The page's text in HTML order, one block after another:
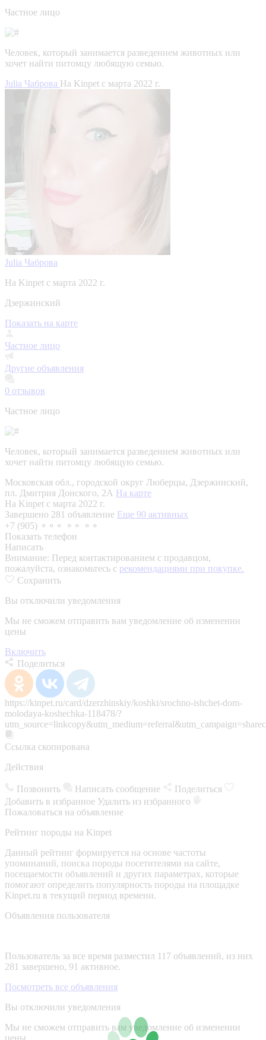
Частное лицо
Человек, который занимается разведением животных или
хочет найти питомцу любящую семью.
Julia Чаброва На Kinpet c марта 2022 г.
Julia Чаброва
На Kinpet c марта 2022 г.
Дзержинский
Показать на карте
Частное лицо
Другие объявления
0 отзывов
Частное лицо
Человек, который занимается разведением животных или
хочет найти питомцу любящую семью.
Московская обл., городской округ Люберцы, Дзержинский,
пл. Дмитрия Донского, 2А На карте
На Kinpet c марта 2022 г.
Завершено 281 объявление Еще 90 активных
+7 (905) ⚬⚬⚬ ⚬⚬ ⚬⚬
Показать телефон
Написать
Внимание: Перед контактированием с продавцом,
пожалуйста, ознакомьтесь с рекомендациями при покупке.
Сохранить
Вы отключили уведомления
Мы не сможем отправить вам уведомление об изменении
цены
Включить
Поделиться
https://kinpet.ru/card/dzerzhinskiy/koshki/srochno-ishchet-dom-
molodaya-koshechka-118478/?
Ссылка скопирована
Действия
Позвонить Написать сообщение
Поделиться
Добавить в избранное Удалить из избранного
Пожаловаться на объявление
Рейтинг породы на Kinpet
Данный рейтинг формируется на основе частоты
упоминаний, поиска породы посетителями на сайте,
посещаемости объявлений и других параметрах, которые
помогают определить популярность породы на площадке
Kinpet.ru в текущий период времени.
Объявления пользователя
Пользователь за все время разместил 117 объявлений, из них
281 завершено, 91 активное.
Посмотреть все объявления
Вы отключили уведомления
Мы не сможем отправить вам уведомление об изменении
цены